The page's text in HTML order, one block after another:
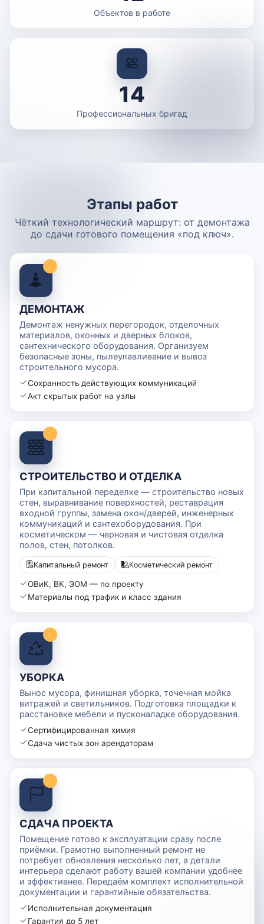
Объектов в работе
14
Профессиональных бригад
Этапы работ
Чёткий технологический маршрут: от демонтажа
до сдачи готового помещения «под ключ».
ДЕМОНТАЖ
Демонтаж ненужных перегородок, отделочных
материалов, оконных и дверных блоков,
сантехнического оборудования. Организуем
безопасные зоны, пылеулавливание и вывоз
строительного мусора.
Сохранность действующих коммуникаций
Акт скрытых работ на узлы
СТРОИТЕЛЬСТВО И ОТДЕЛКА
При капитальной переделке — строительство новых
стен, выравнивание поверхностей, реставрация
входной группы, замена окон/дверей, инженерных
коммуникаций и сантехоборудования. При
косметическом — черновая и чистовая отделка
полов, стен, потолков.
Капитальный ремонт Косметический ремонт
ОВиК, ВК, ЭОМ — по проекту
Материалы под трафик и класс здания
УБОРКА
Вынос мусора, финишная уборка, точечная мойка
витражей и светильников. Подготовка площадки к
расстановке мебели и пусконаладке оборудования.
Сертифицированная химия
Сдача чистых зон арендаторам
СДАЧА ПРОЕКТА
Помещение готово к эксплуатации сразу после
приёмки. Грамотно выполненный ремонт не
потребует обновления несколько лет, а детали
интерьера сделают работу вашей компании удобнее
и эффективнее. Передаём комплект исполнительной
документации и гарантийные обязательства.
Исполнительная документация
Гарантия до 5 лет